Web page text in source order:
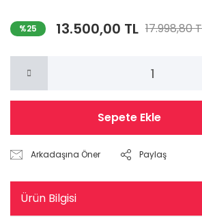
%25 13.500,00 TL 17.998,80
Sepete Ekle
Arkadaşına Öner Paylaş
Ürün Bilgisi